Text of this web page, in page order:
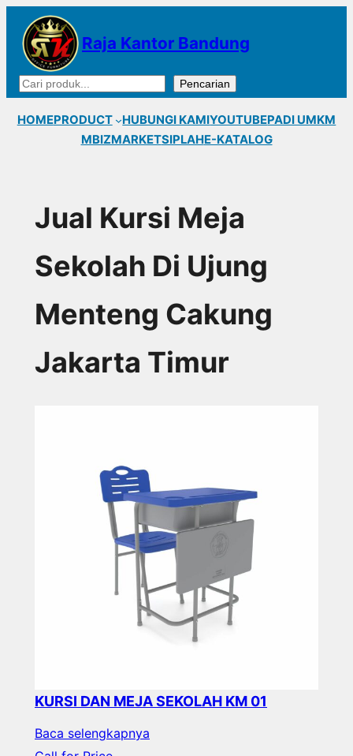
Lewati
konten
Raja Kantor Bandung
Cari Pencarian
HOMEPRODUCT HUBUNGI KAMIYOUTUBEPADI UMKM
MBIZMARKETSIPLAHE-KATALOG
Jual Kursi Meja
Sekolah Di Ujung
Menteng Cakung
Jakarta Timur
KURSI DAN MEJA SEKOLAH KM 01
Baca selengkapnya